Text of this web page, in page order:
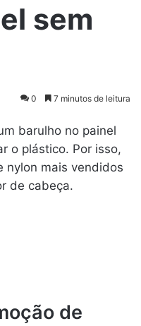
sem
0 7 minutos de leitura
barulho no painel
o plástico. Por isso,
nylon mais vendidos
de cabeça.
de